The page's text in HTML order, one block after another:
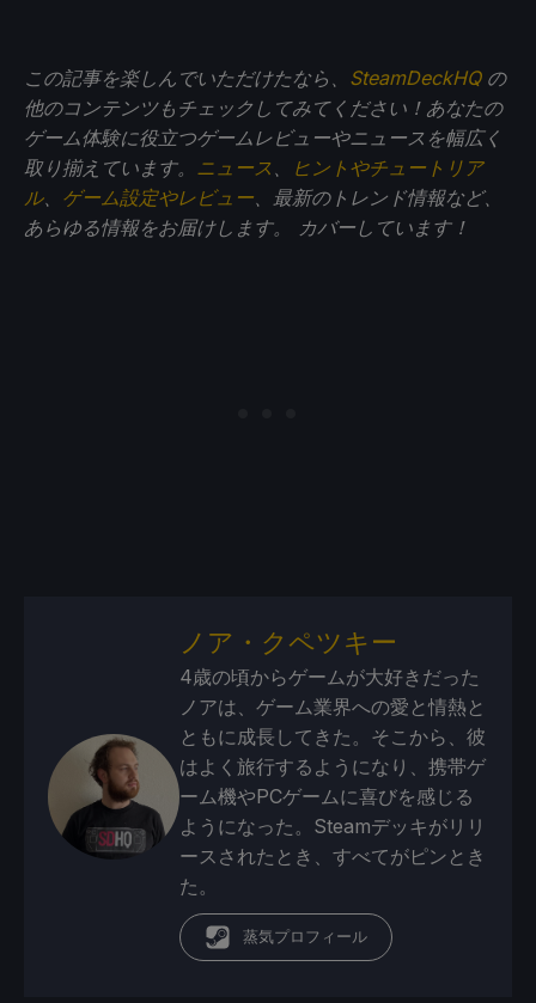
この記事を楽しんでいただけたなら、 SteamDeckHQの
他のコンテンツもチェックしてみてください！あなたの
ゲーム体験に役立つゲームレビューやニュースを幅広く
取り揃えています。 ニュース
ヒントやチュートリア
ル、 ゲーム設定やレビュー 、最新のトレンド情報など、
あらゆる情報をお届けします。
カバーしています！
ノア・クペツキー
4歳の頃からゲームが大好きだった
ノアは、ゲーム業界への愛と情熱と
ともに成長してきた。そこから、彼
はよく旅行するようになり、携帯ゲ
ーム機やPCゲームに喜びを感じる
ようになった。Steamデッキがリリ
ースされたとき、すべてがピンとき
た。
蒸気プロフィール